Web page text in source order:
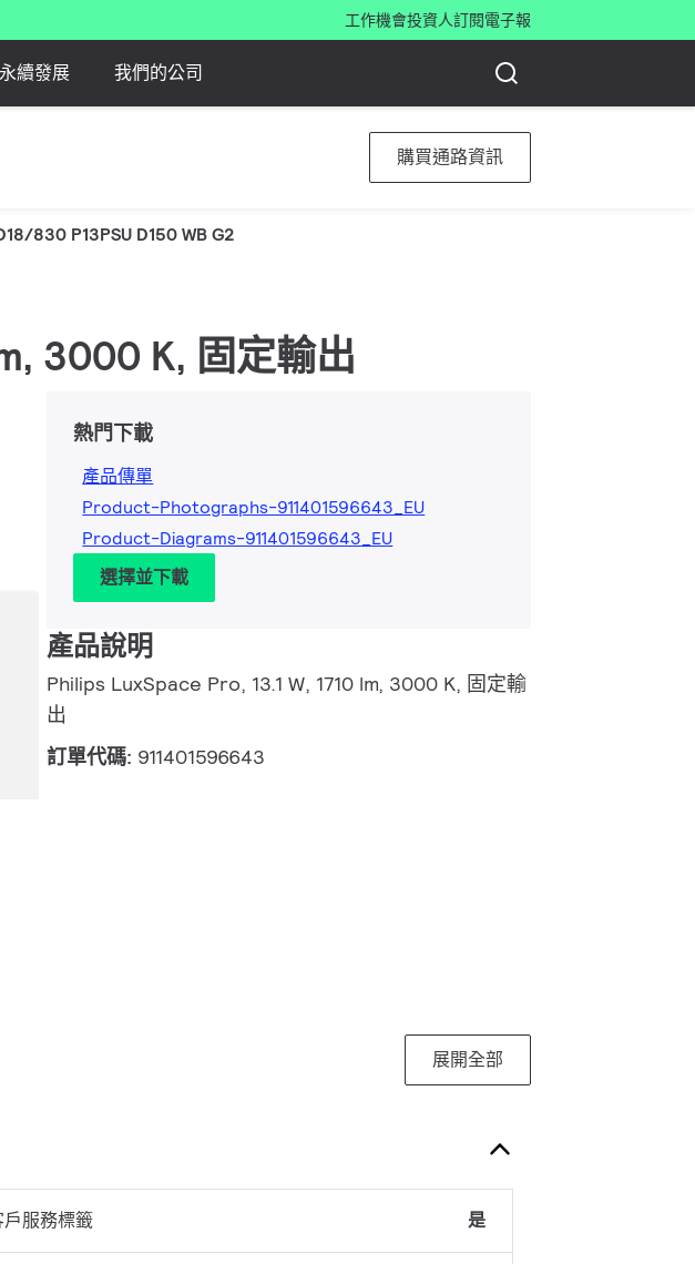
工作機會投資人訂閱電子報
永續發展 我們的公司
購買通路資訊
830 P13PSU D150 WB G2
3000 K, 固定輸出
熱門下載
產品傳單
Product-Photographs-911401596643_EU
Product-Diagrams-911401596643_EU
選擇並下載
產品說明
Philips LuxSpace Pro, 13.1 W, 1710 lm, 3000 K, 固定輸
出
訂單代碼: 911401596643
展開全部
戶服務標籤 是